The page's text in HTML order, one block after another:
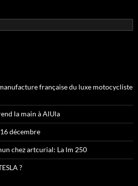
française du luxe motocycliste
la main à AlUla
décembre
chez artcurial: La lm 250
?